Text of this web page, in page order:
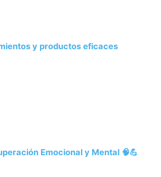
y productos eficaces
Emocional y Mental 🧠💪